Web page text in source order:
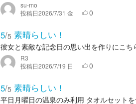
su-mo
投稿日2026/7/31 金 0
5/5 素晴らしい！
彼女と素敵な記念日の思い出を作りにこ
R3
投稿日2026/7/19 日 0
5/5 素晴らしい！
平日月曜日の温泉のみ利用 タオルセット